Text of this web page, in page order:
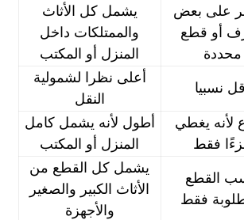
على بعض
أو قطع
محددة
يشمل كل الأثاث
والممتلكات داخل
المنزل أو المكتب
أقل نسبيا
أعلى نظرا لشمولية
النقل
لأنه يغطي
فقط
أطول لأنه يشمل كامل
المنزل أو المكتب
القطع
فقط
يشمل كل القطع من
الأثاث الكبير والصغير
والأجهزة